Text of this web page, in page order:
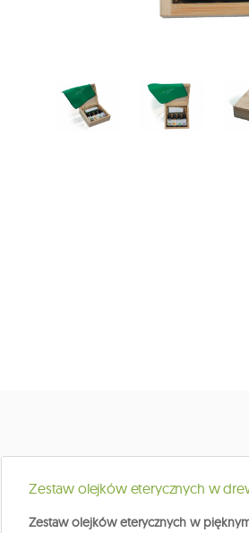
Zestaw olejków eterycznych w
Zestaw olejków eterycznych w